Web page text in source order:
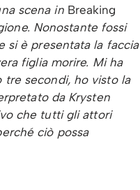
scena in Breaking
Nonostante fossi
si è presentata la faccia
figlia morire. Mi ha
tre secondi, ho visto la
da Krysten
che tutti gli attori
ciò possa